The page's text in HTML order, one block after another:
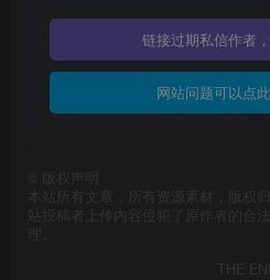
链接过期私信作者
网站问题可以点
版权声明
本站所有文章，所有资源素材，版权
站投稿者上传内容侵犯了原作者的合
THE